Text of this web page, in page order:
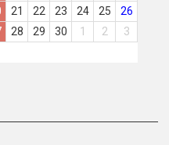
21 22 23 24 25
26
28 29 30 1 2 3